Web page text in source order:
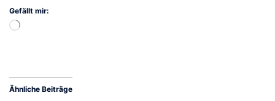
Gefällt mir:
Wird
Ähnliche Beiträge